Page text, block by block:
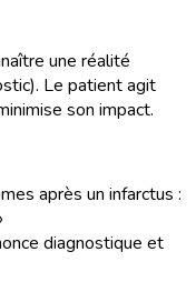
une réalité
Le patient agit
son impact.
après un infarctus :
diagnostique et